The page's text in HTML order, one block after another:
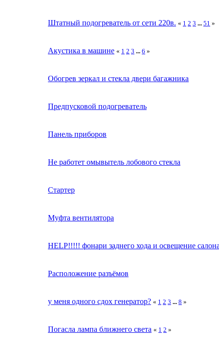
Штатный подогреватель от сети 220в. « 1 2 3 ... 51 »
Акустика в машине « 1 2 3 ... 6 »
Обогрев зеркал и стекла двери багажника
Предпусковой подогреватель
Панель приборов
Не работет омывытель лобового стекла
Стартер
Муфта вентилятора
HELP!!!!! фонари заднего хода и освещение
Расположение разъёмов
у меня одного сдох генератор? « 1 2 3 ... 8 »
Погасла лампа ближнего света « 1 2 »